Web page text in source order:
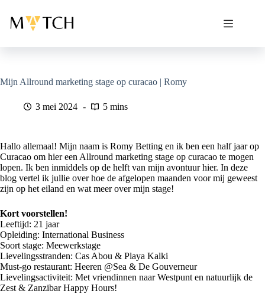
naar
Mijn Allround marketing stage op curacao | Romy
3 mei 2024 5 mins
Hallo allemaal! Mijn naam is Romy Betting en ik ben een half jaar op
Curacao om hier een Allround marketing stage op curacao te mogen
lopen. Ik ben inmiddels op de helft van mijn avontuur hier. In deze
blog vertel ik jullie over hoe de afgelopen maanden voor mij geweest
zijn op het eiland en wat meer over mijn stage!
Kort voorstellen!
Leeftijd: 21 jaar
Opleiding: International Business
Soort stage: Meewerkstage
Lievelingsstranden: Cas Abou & Playa Kalki
Must-go restaurant: Heeren @Sea & De Gouverneur
Lievelingsactiviteit: Met vriendinnen naar Westpunt en natuurlijk de
Zest & Zanzibar Happy Hours!